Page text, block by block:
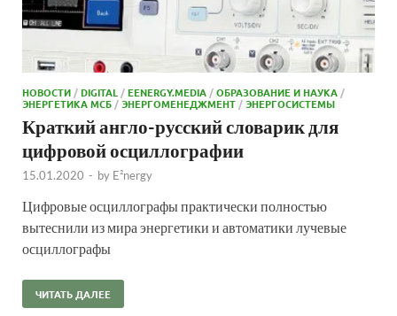
НОВОСТИ /DIGITAL /EENERGY.MEDIA /ОБРАЗОВАНИЕ И НАУКА /
ЭНЕРГЕТИКА МСБ /ЭНЕРГОМЕНЕДЖМЕНТ /ЭНЕРГОСИСТЕМЫ
Краткий англо-русский словарик для
цифровой осциллографии
15.01.2020 - by E²nergy
Цифровые осциллографы практически полностью
вытеснили из мира энергетики и автоматики лучевые
осциллографы
ЧИТАТЬ ДАЛЕЕ